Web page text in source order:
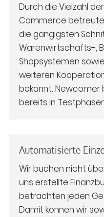
Durch die Vielzahl
Commerce
die gängigsten
Warenwirtschafts-,
Shopsystemen
weiteren
bekannt. Newcomer
bereits in
Automatisierte
Wir buchen nicht
uns erstellte
betrachten jeden
Damit können wir